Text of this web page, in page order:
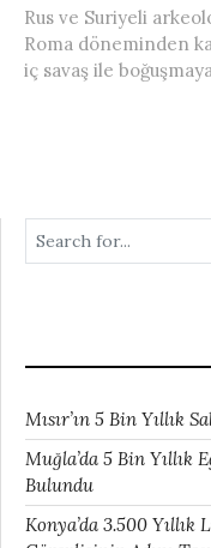
Rus ve Suriyeli
Roma döneminden
iç savaş ile
Mısır’ın 5 Bin Yıllık
Muğla’da 5 Bin
Bulundu
Konya’da 3.500